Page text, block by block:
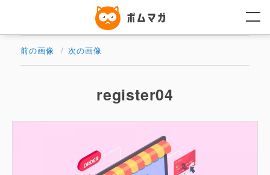
ン
前の画像 次の画像
register04